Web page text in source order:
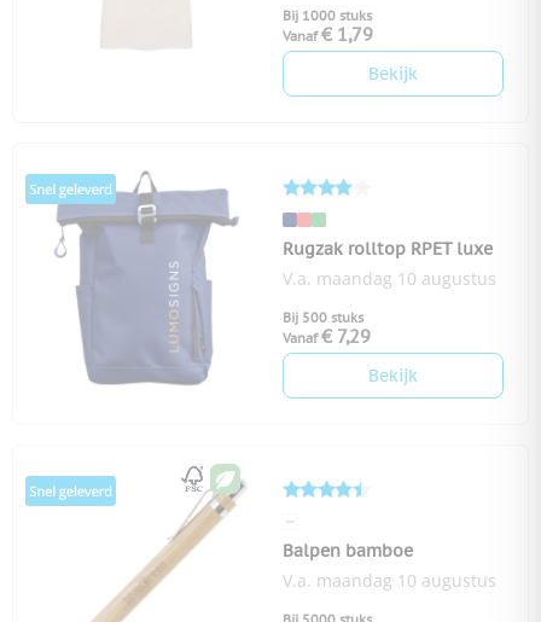
Bij 1000 stuks
Vanaf € 1,79
Bekijk
Rugzak rolltop RPET luxe
V.a. maandag 10 augustus
Bij 500 stuks
Vanaf € 7,29
Bekijk
Balpen bamboe
V.a. maandag 10 augustus